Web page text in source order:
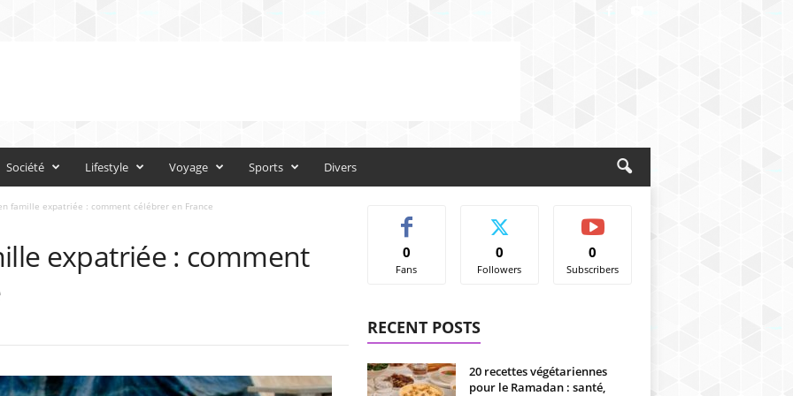
Société Lifestyle Voyage Sports Divers
famille expatriée : comment célébrer en France
expatriée : comment
0
Fans
0
Followers
0
Subscribers
RECENT POSTS
20 recettes végétariennes
pour le Ramadan : santé,